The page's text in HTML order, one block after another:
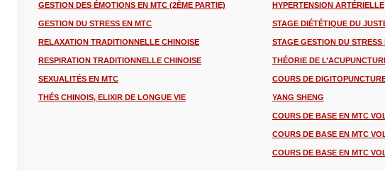
GESTION DES ÉMOTIONS EN MTC (2ÈME PARTIE)
GESTION DU STRESS EN MTC
RELAXATION TRADITIONNELLE CHINOISE
RESPIRATION TRADITIONNELLE CHINOISE
SEXUALITÉS EN MTC
THÉS CHINOIS, ELIXIR DE LONGUE VIE
HYPERTENSION ARTÉRIELLE
STAGE DIÉTÉTIQUE DU
STAGE GESTION DU
THÉORIE DE
COURS DE
YANG SHENG
COURS DE BASE EN MTC
COURS DE BASE EN MTC
COURS DE BASE EN MTC